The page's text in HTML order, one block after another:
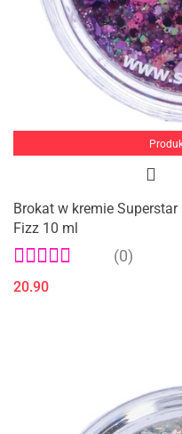
Brokat w kremie
Fizz 10 ml
(0)
20.90